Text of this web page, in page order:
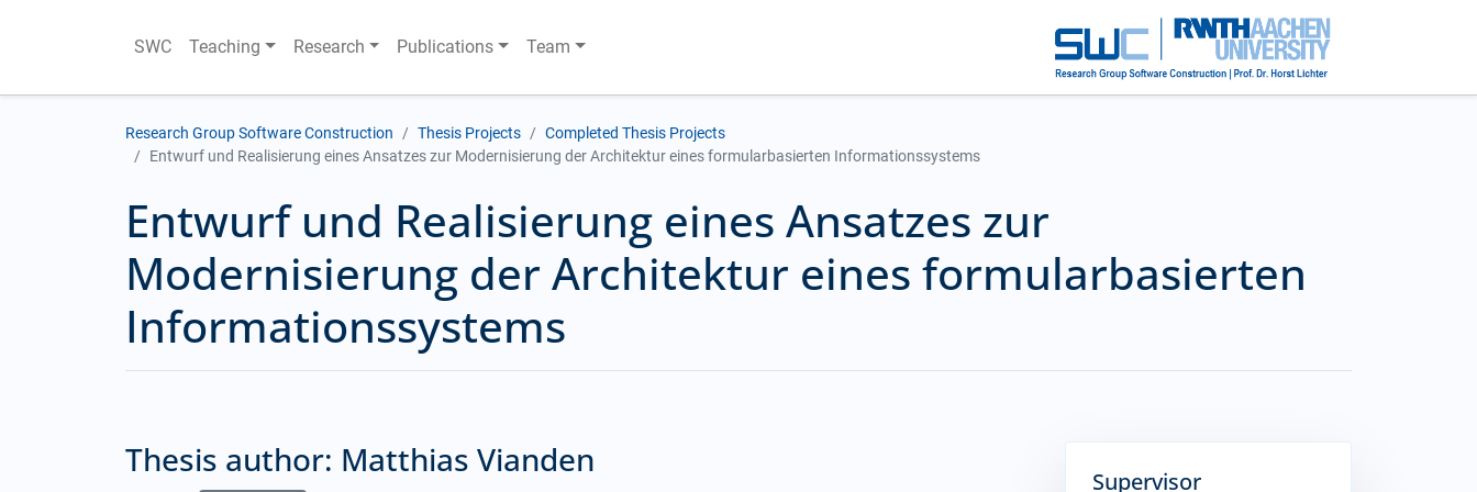
SWC Teaching Research Publications Team
Research Group Software Construction Thesis Projects
Completed Thesis Projects
Entwurf und Realisierung eines Ansatzes zur Modernisierung der Architektur eines formularbasierten Informationssystems
Entwurf und Realisierung eines Ansatzes zur
Modernisierung der Architektur eines formularbasierten
Informationssystems
Thesis author: Matthias Vianden
Supervisor